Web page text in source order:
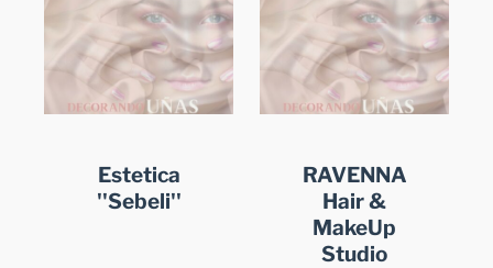
Estetica
''Sebeli''
RAVENNA
Hair &
MakeUp
Studio